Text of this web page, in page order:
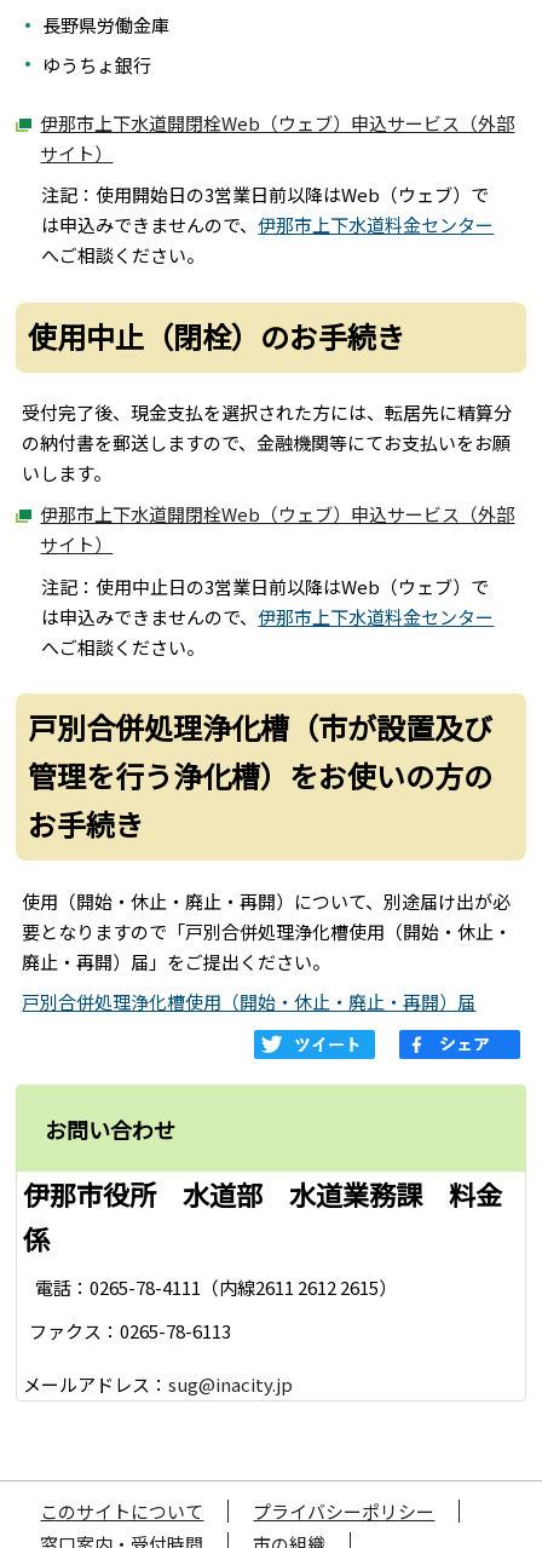
長野県労働金庫
ゆうちょ銀行
伊那市上下水道開閉栓Web（ウェブ）申込サービス（外部
サイト）
注記：使用開始日の3営業日前以降はWeb（ウェブ）で
は申込みできませんので、伊那市上下水道料金センター
へご相談ください。
使用中止（閉栓）のお手続き
受付完了後、現金支払を選択された方には、転居先に精算分
の納付書を郵送しますので、金融機関等にてお支払いをお願
いします。
伊那市上下水道開閉栓Web（ウェブ）申込サービス（外部
サイト）
注記：使用中止日の3営業日前以降はWeb（ウェブ）で
は申込みできませんので、伊那市上下水道料金センター
へご相談ください。
戸別合併処理浄化槽（市が設置及び
管理を行う浄化槽）をお使いの方の
お手続き
使用（開始・休止・廃止・再開）について、別途届け出が必
要となりますので「戸別合併処理浄化槽使用（開始・休止・
廃止・再開）届」をご提出ください。
戸別合併処理浄化槽使用（開始・休止・廃止・再開）届
お問い合わせ
伊那市役所 水道部 水道業務課 料金
係
電話：0265-78-4111（内線2611 2612 2615）
ファクス：0265-78-6113
メールアドレス：sug@inacity.jp
このサイトについて
プライバシーポリシー